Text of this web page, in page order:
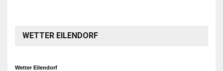
WETTER EILENDORF
Wetter Eilendorf